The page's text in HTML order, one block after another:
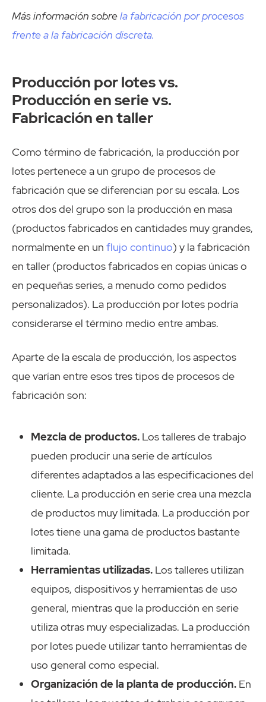
Más información sobrela fabricación por procesos
frente a la fabricación discreta.
Producción por lotes vs.
Producción en serie vs.
Fabricación en taller
Como término de fabricación, la producción por
lotes pertenece a un grupo de procesos de
fabricación que se diferencian por su escala. Los
otros dos del grupo son la producción en masa
(productos fabricados en cantidades muy grandes,
normalmente en un flujo continuo) y la fabricación
en taller (productos fabricados en copias únicas o
en pequeñas series, a menudo como pedidos
personalizados). La producción por lotes podría
considerarse el término medio entre ambas.
Aparte de la escala de producción, los aspectos
que varían entre esos tres tipos de procesos de
fabricación son:
Mezcla de productos. Los talleres de trabajo
pueden producir una serie de artículos
diferentes adaptados a las especificaciones del
cliente. La producción en serie crea una mezcla
de productos muy limitada. La producción por
lotes tiene una gama de productos bastante
limitada.
Herramientas utilizadas. Los talleres utilizan
equipos, dispositivos y herramientas de uso
general, mientras que la producción en serie
utiliza otras muy especializadas. La producción
por lotes puede utilizar tanto herramientas de
uso general como especial.
Organización de la planta de producción. En